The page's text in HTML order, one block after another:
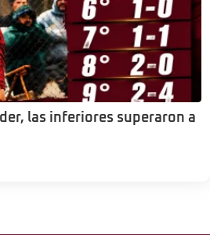
las inferiores superaron a